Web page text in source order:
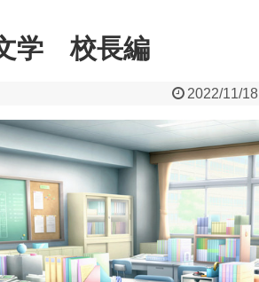
学 校長編
2022/11/18